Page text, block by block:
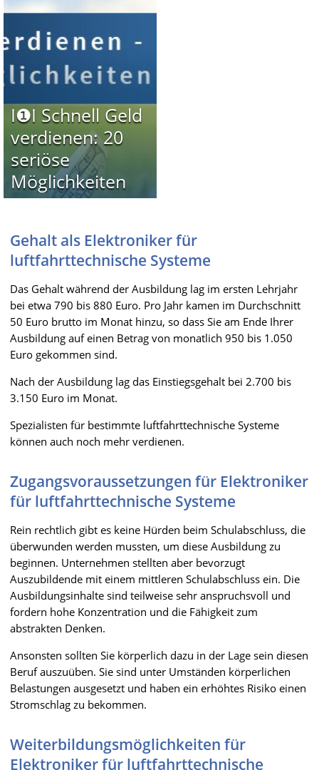
I❶I Schnell Geld
verdienen: 20
seriöse
Möglichkeiten
Gehalt als Elektroniker für
luftfahrttechnische Systeme
Das Gehalt während der Ausbildung lag im ersten Lehrjahr
bei etwa 790 bis 880 Euro. Pro Jahr kamen im Durchschnitt
50 Euro brutto im Monat hinzu, so dass Sie am Ende Ihrer
Ausbildung auf einen Betrag von monatlich 950 bis 1.050
Euro gekommen sind.
Nach der Ausbildung lag das Einstiegsgehalt bei 2.700 bis
3.150 Euro im Monat.
Spezialisten für bestimmte luftfahrttechnische Systeme
können auch noch mehr verdienen.
Zugangsvoraussetzungen für Elektroniker
für luftfahrttechnische Systeme
Rein rechtlich gibt es keine Hürden beim Schulabschluss, die
überwunden werden mussten, um diese Ausbildung zu
beginnen. Unternehmen stellten aber bevorzugt
Auszubildende mit einem mittleren Schulabschluss ein. Die
Ausbildungsinhalte sind teilweise sehr anspruchsvoll und
fordern hohe Konzentration und die Fähigkeit zum
abstrakten Denken.
Ansonsten sollten Sie körperlich dazu in der Lage sein diesen
Beruf auszuüben. Sie sind unter Umständen körperlichen
Belastungen ausgesetzt und haben ein erhöhtes Risiko einen
Stromschlag zu bekommen.
Weiterbildungsmöglichkeiten für
Elektroniker für luftfahrttechnische